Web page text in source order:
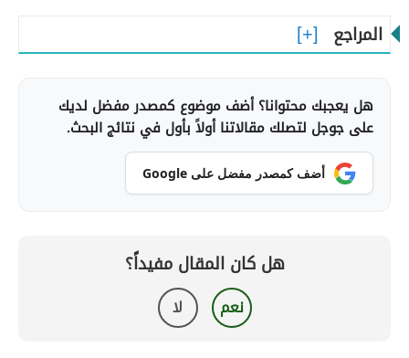
المراجع
هل يعجبك محتوانا؟ أضف موضوع كمصدر مفضل لديك
على جوجل لتصلك مقالاتنا أولاً بأول في نتائج البحث.
أضف كمصدر مفضل على Google
هل كان المقال مفيداً؟
نعم لا